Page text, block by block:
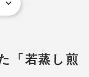
「若蒸し煎